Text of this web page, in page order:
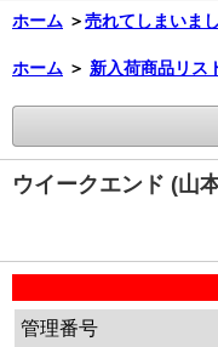
ホーム ＞売れてしまいま
ホーム ＞ 新入荷商品リス
ウイークエンド (山
管理番号